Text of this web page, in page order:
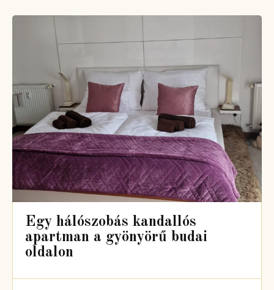
Egy hálószobás kandallós
apartman a gyönyörű budai
oldalon